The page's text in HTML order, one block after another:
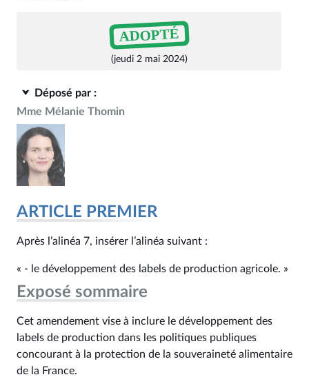
ADOPTÉ
(jeudi 2 mai 2024)
Déposé par :
Mme Mélanie Thomin
ARTICLE PREMIER
Après l’alinéa 7, insérer l’alinéa suivant :
« - le développement des labels de production agricole. »
Exposé sommaire
Cet amendement vise à inclure le développement des
labels de production dans les politiques publiques
concourant à la protection de la souveraineté alimentaire
de la France.